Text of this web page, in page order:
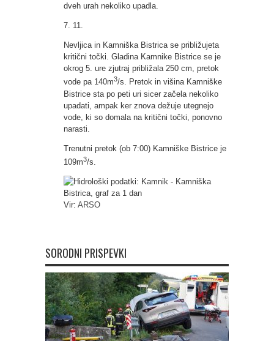
dveh urah nekoliko upadla.
7. 11.
Nevljica in Kamniška Bistrica se približujeta
kritični točki. Gladina Kamnike Bistrice se je
okrog 5. ure zjutraj približala 250 cm, pretok
vode pa 140m3/s. Pretok in višina Kamniške
Bistrice sta po peti uri sicer začela nekoliko
upadati, ampak ker znova dežuje utegnejo
vode, ki so domala na kritični točki, ponovno
narasti.
Trenutni pretok (ob 7:00) Kamniške Bistrice je
109m3/s.
Vir: ARSO
SORODNI PRISPEVKI